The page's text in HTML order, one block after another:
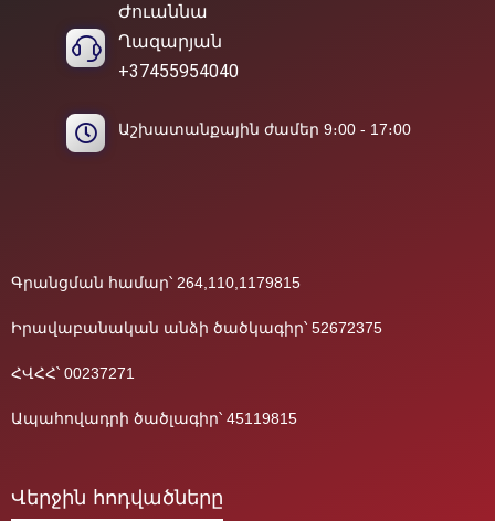
Ժուաննա
Ղազարյան
+37455954040
Աշխատանքային ժամեր 9։00 - 17։00
Գրանցման համար՝ 264,110,1179815
Իրավաբանական անձի ծածկագիր՝ 52672375
ՀՎՀՀ՝ 00237271
Ապահովադրի ծածլագիր՝ 45119815
Վերջին հոդվածները